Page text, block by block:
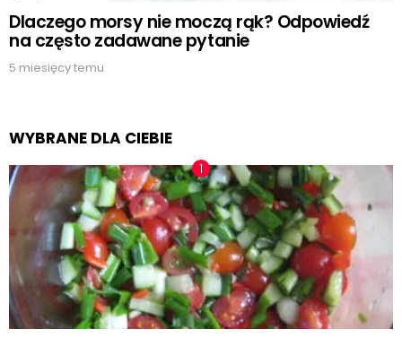
Dlaczego morsy nie moczą rąk? Odpowiedź
na często zadawane pytanie
5 miesięcy temu
WYBRANE DLA CIEBIE